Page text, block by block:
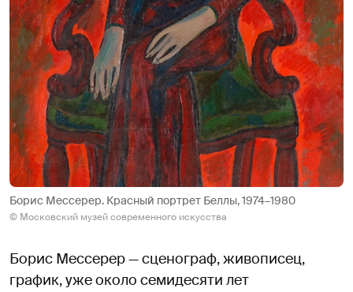
Борис Мессерер. Красный портрет Беллы, 1974–1980
© Московский музей современного искусства
Борис Мессерер — сценограф, живописец,
график, уже около семидесяти лет